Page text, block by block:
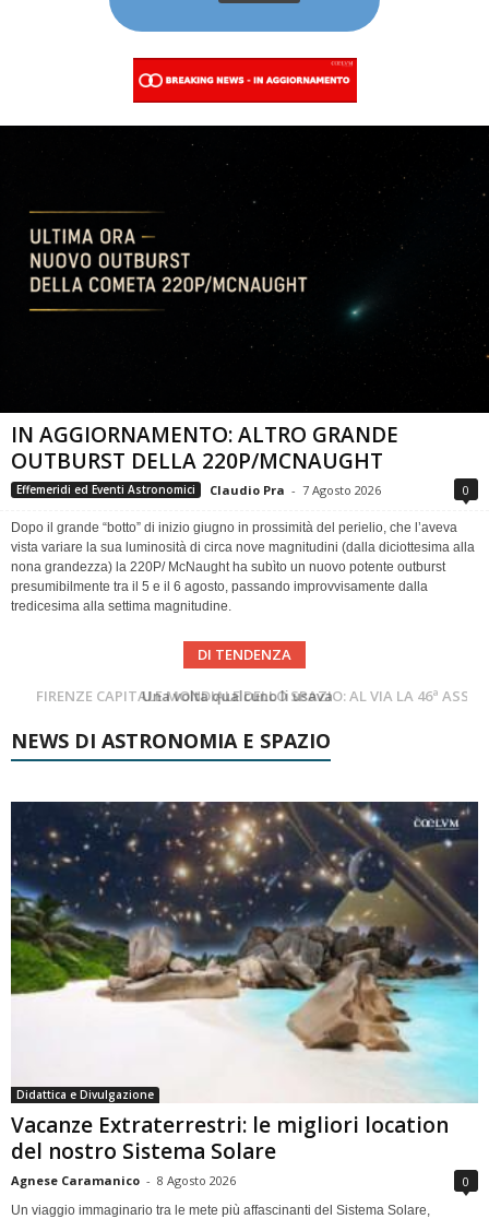
IN AGGIORNAMENTO: ALTRO GRANDE
OUTBURST DELLA 220P/MCNAUGHT
Effemeridi ed Eventi Astronomici Claudio Pra - 7 Agosto 2026 0
Dopo il grande “botto” di inizio giugno in prossimità del perielio, che l’aveva
vista variare la sua luminosità di circa nove magnitudini (dalla diciottesima alla
nona grandezza) la 220P/ McNaught ha subìto un nuovo potente outburst
presumibilmente tra il 5 e il 6 agosto, passando improvvisamente dalla
tredicesima alla settima magnitudine.
DI TENDENZA
FIRENZE CAPITALE MONDIALE DELLO SPAZIO: AL VIA LA 46ª ASSEMBLEA SCIENTIFICA DEL COSPAR
Cielo del Mese di Agosto 2026
NEWS DI ASTRONOMIA E SPAZIO
Didattica e Divulgazione
Vacanze Extraterrestri: le migliori location
del nostro Sistema Solare
Agnese Caramanico - 8 Agosto 2026 0
Un viaggio immaginario tra le mete più affascinanti del Sistema Solare,